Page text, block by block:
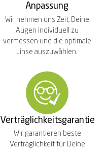
Anpassung
Wir nehmen uns Zeit, Deine
Augen individuell zu
vermessen und die optimale
Linse auszuwählen.
Verträglichkeitsgarantie
Wir garantieren beste
Verträglichkeit für Deine